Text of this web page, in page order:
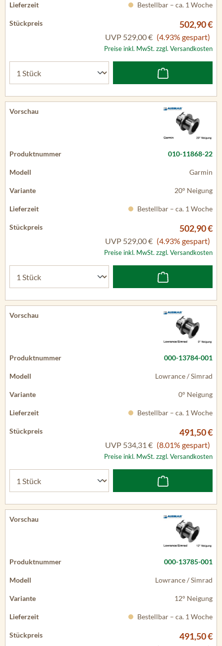
Bestellbar – ca. 1 Woche
502,90 €
UVP 529,00 € (4.93% gespart)
Preise inkl. MwSt. zzgl. Versandkosten
010-11868-22
Garmin
20° Neigung
Bestellbar – ca. 1 Woche
502,90 €
UVP 529,00 € (4.93% gespart)
Preise inkl. MwSt. zzgl. Versandkosten
000-13784-001
Lowrance / Simrad
0° Neigung
Bestellbar – ca. 1 Woche
491,50 €
UVP 534,31 € (8.01% gespart)
Preise inkl. MwSt. zzgl. Versandkosten
000-13785-001
Lowrance / Simrad
12° Neigung
Bestellbar – ca. 1 Woche
491,50 €